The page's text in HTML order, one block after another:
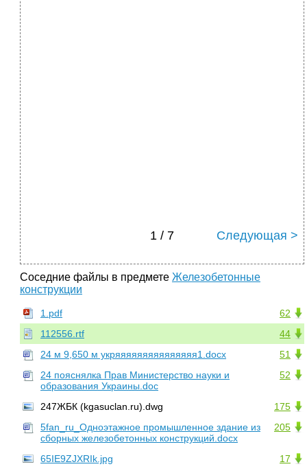
1 / 7 Следующая >
Соседние файлы в предмете Железобетонные
конструкции
62
1.pdf
44
112556.rtf
51
24 м 9,650 м укряяяяяяяяяяяяяяя1.docx
52
24 пояснялка Прав Министерство науки и
образования Украины.doc
175
247ЖБК (kgasuclan.ru).dwg
205
5fan_ru_Одноэтажное промышленное здание из
сборных железобетонных конструкций.docx
17
65IE9ZJXRIk.jpg